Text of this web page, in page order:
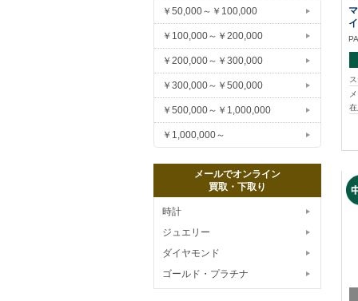
￥50,000～￥100,000
￥100,000～￥200,000
￥200,000～￥300,000
￥300,000～￥500,000
￥500,000～￥1,000,000
￥1,000,000～
メールでオンライン
買取・下取り
時計
ジュエリー
ダイヤモンド
ゴールド・プラチナ